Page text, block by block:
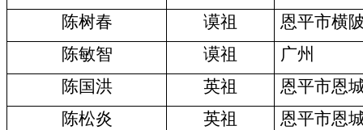
陈树春
谟祖
恩平市横
陈敏智
谟祖
广州
陈国洪
英祖
恩平市恩
陈松炎
英祖
恩平市恩